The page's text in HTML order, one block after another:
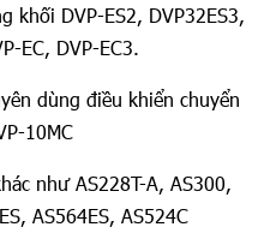
khối DVP-ES2, DVP32ES3,
EC, DVP-EC3.
dùng điều khiển chuyển
10MC
như AS228T-A, AS300,
AS564ES, AS524C